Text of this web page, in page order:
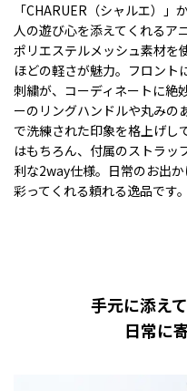
「CHARUER（シャルエ）
人の遊び心を添えてくれるア
ポリエステルメッシュ素材を
ほどの軽さが魅力。フロント
刺繍が、コーディネートに絶
ーのリングハンドルや丸みの
で洗練された印象を格上げし
はもちろん、付属のストラッ
利な2way仕様。日常のお出
彩ってくれる頼れる逸品です。
手元に添え
日常に